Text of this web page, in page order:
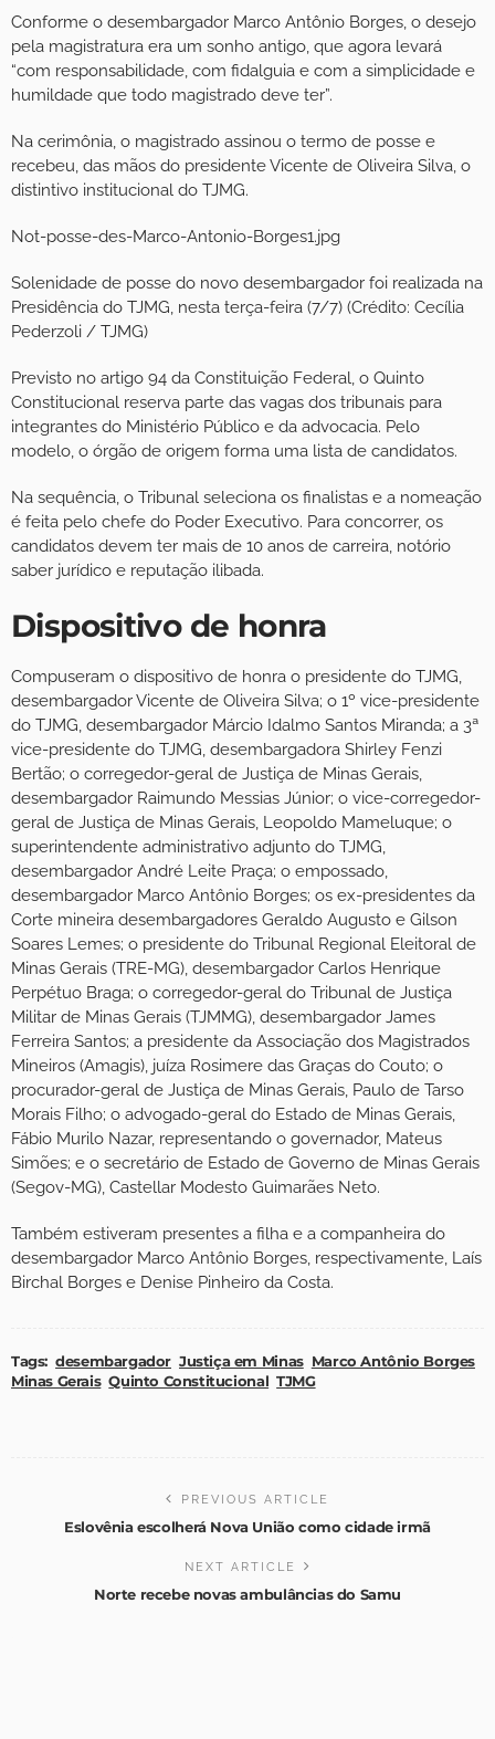
Conforme o desembargador Marco Antônio Borges, o desejo
pela magistratura era um sonho antigo, que agora levará
“com responsabilidade, com fidalguia e com a simplicidade e
humildade que todo magistrado deve ter”.
Na cerimônia, o magistrado assinou o termo de posse e
recebeu, das mãos do presidente Vicente de Oliveira Silva, o
distintivo institucional do TJMG.
Not-posse-des-Marco-Antonio-Borges1.jpg
Solenidade de posse do novo desembargador foi realizada na
Presidência do TJMG, nesta terça-feira (7/7) (Crédito: Cecília
Pederzoli / TJMG)
Previsto no artigo 94 da Constituição Federal, o Quinto
Constitucional reserva parte das vagas dos tribunais para
integrantes do Ministério Público e da advocacia. Pelo
modelo, o órgão de origem forma uma lista de candidatos.
Na sequência, o Tribunal seleciona os finalistas e a nomeação
é feita pelo chefe do Poder Executivo. Para concorrer, os
candidatos devem ter mais de 10 anos de carreira, notório
saber jurídico e reputação ilibada.
Dispositivo de honra
Compuseram o dispositivo de honra o presidente do TJMG,
desembargador Vicente de Oliveira Silva; o 1º vice-presidente
do TJMG, desembargador Márcio Idalmo Santos Miranda; a 3ª
vice-presidente do TJMG, desembargadora Shirley Fenzi
Bertão; o corregedor-geral de Justiça de Minas Gerais,
desembargador Raimundo Messias Júnior; o vice-corregedor-
geral de Justiça de Minas Gerais, Leopoldo Mameluque; o
superintendente administrativo adjunto do TJMG,
desembargador André Leite Praça; o empossado,
desembargador Marco Antônio Borges; os ex-presidentes da
Corte mineira desembargadores Geraldo Augusto e Gilson
Soares Lemes; o presidente do Tribunal Regional Eleitoral de
Minas Gerais (TRE-MG), desembargador Carlos Henrique
Perpétuo Braga; o corregedor-geral do Tribunal de Justiça
Militar de Minas Gerais (TJMMG), desembargador James
Ferreira Santos; a presidente da Associação dos Magistrados
Mineiros (Amagis), juíza Rosimere das Graças do Couto; o
procurador-geral de Justiça de Minas Gerais, Paulo de Tarso
Morais Filho; o advogado-geral do Estado de Minas Gerais,
Fábio Murilo Nazar, representando o governador, Mateus
Simões; e o secretário de Estado de Governo de Minas Gerais
(Segov-MG), Castellar Modesto Guimarães Neto.
Também estiveram presentes a filha e a companheira do
desembargador Marco Antônio Borges, respectivamente, Laís
Birchal Borges e Denise Pinheiro da Costa.
Tags: desembargador Justiça em Minas Marco Antônio Borges
Minas Gerais Quinto Constitucional TJMG
PREVIOUS ARTICLE
Eslovênia escolherá Nova União como cidade irmã
NEXT ARTICLE
Norte recebe novas ambulâncias do Samu